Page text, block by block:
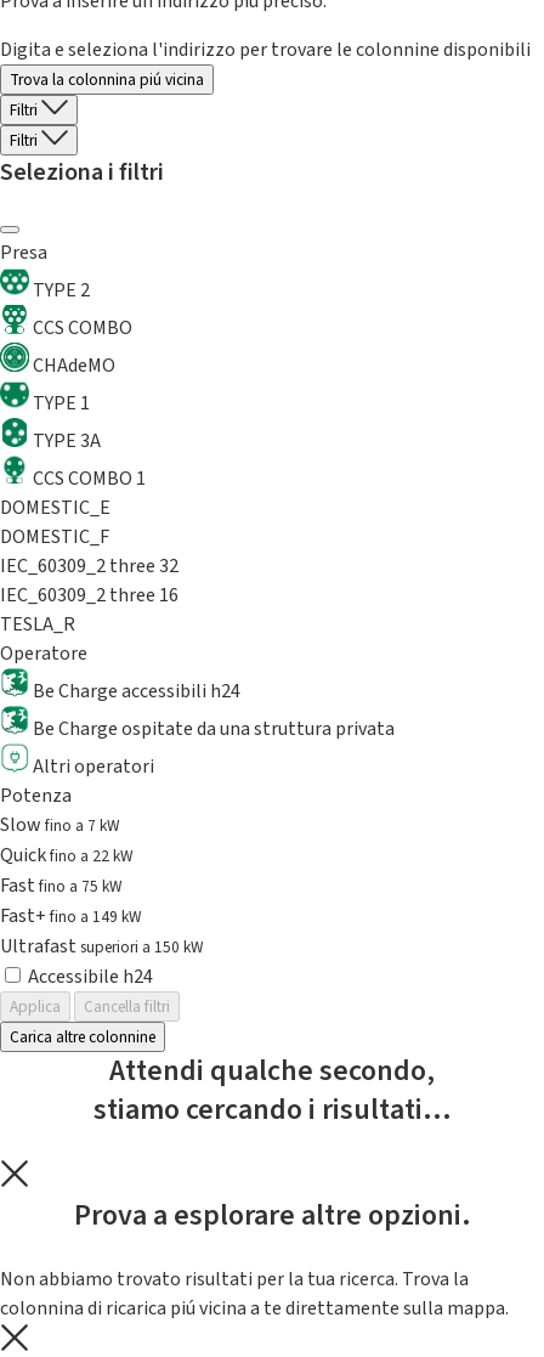
Digita e seleziona l'indirizzo per trovare le colonnine disponibili
Trova la colonnina piú vicina
Filtri
Filtri
Seleziona i filtri
Presa
TYPE 2
CCS COMBO
CHAdeMO
TYPE 1
TYPE 3A
CCS COMBO 1
DOMESTIC_E
DOMESTIC_F
IEC_60309_2 three 32
IEC_60309_2 three 16
TESLA_R
Operatore
Be Charge accessibili h24
Be Charge ospitate da una struttura privata
Altri operatori
Potenza
Slowfino a 7 kW
Quickfino a 22 kW
Fastfino a 75 kW
Fast+fino a 149 kW
Ultrafast superiori a 150 kW
Accessibile h24
Applica
Cancella filtri
Carica altre colonnine
Attendi qualche secondo,
stiamo cercando i risultati...
Prova a esplorare altre opzioni.
Non abbiamo trovato risultati per la tua ricerca. Trova la
colonnina di ricarica piú vicina a te direttamente sulla mappa.